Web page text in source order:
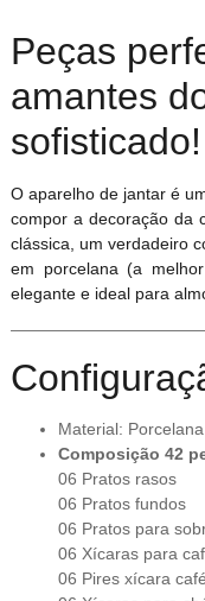
Peças
amantes
sofisticado!
O aparelho de jantar é
compor a decoração da
clássica, um verdadeiro
em porcelana (a
elegante e ideal para
Material: Porcelana
Composição 42
06 Pratos rasos
06 Pratos fundos
06 Pratos para
06 Xícaras para
06 Pires xícara café